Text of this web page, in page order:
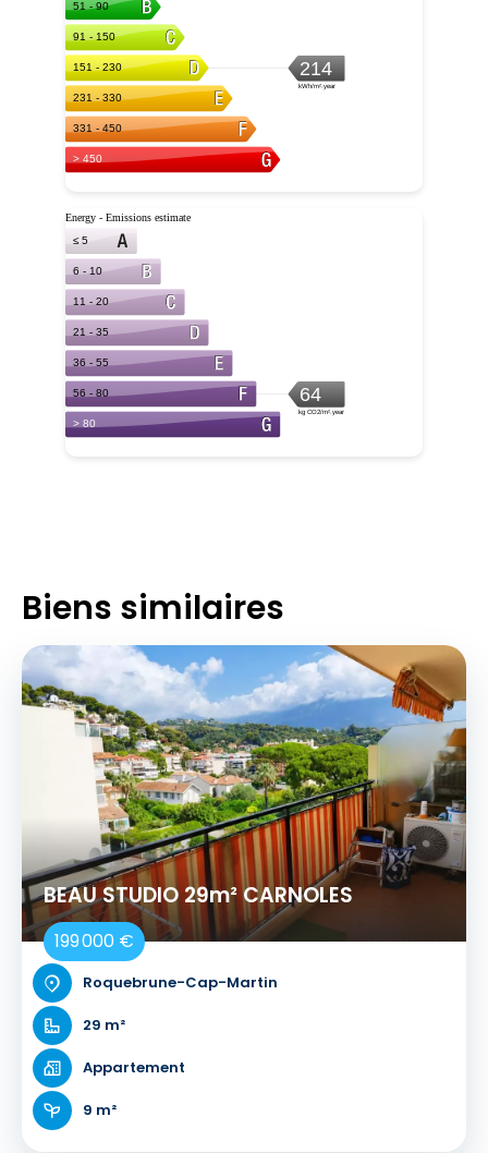
Biens similaires
BEAU STUDIO 29m² CARNOLES
199 000 €
Roquebrune-Cap-Martin
29 m²
Appartement
9 m²